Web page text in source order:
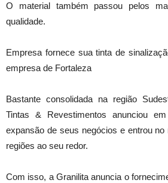
O material também passou pelos
qualidade.
Empresa fornece sua tinta de
empresa de Fortaleza
Bastante consolidada na região
Tintas & Revestimentos anunciou
expansão de seus negócios e entrou
regiões ao seu redor.
Com isso, a Granilita anuncia o